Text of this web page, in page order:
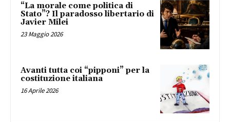
“La morale come politica di
Stato”? Il paradosso libertario di
Javier Milei
23 Maggio 2026
Avanti tutta coi “pipponi” per la
costituzione italiana
16 Aprile 2026